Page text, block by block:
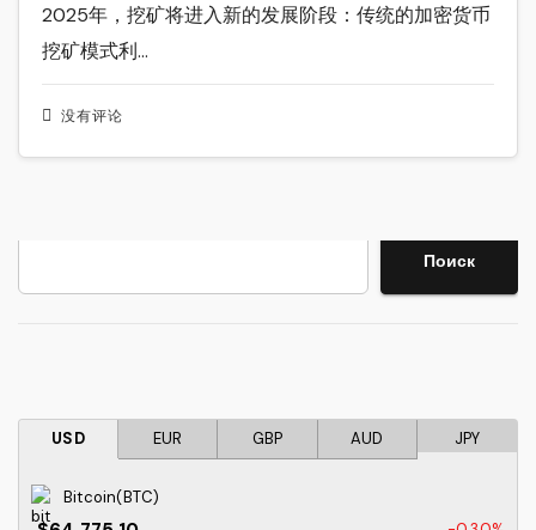
没有评论
2025年，挖矿将进入新的发展阶段：传统的加密货币
挖矿模式利…
Поиск
USD EUR GBP AUD JPY
Bitcoin(BTC)